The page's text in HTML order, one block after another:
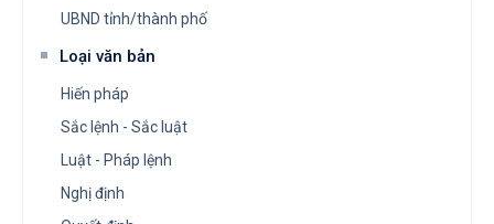
UBND tỉnh/thành phố
Loại văn bản
Hiến pháp
Sắc lệnh - Sắc luật
Luật - Pháp lệnh
Nghị định